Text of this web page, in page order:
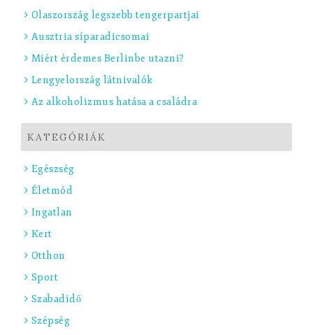
Olaszország legszebb tengerpartjai
Ausztria síparadicsomai
Miért érdemes Berlinbe utazni?
Lengyelország látnivalók
Az alkoholizmus hatása a családra
KATEGÓRIÁK
Egészség
Életmód
Ingatlan
Kert
Otthon
Sport
Szabadidő
Szépség